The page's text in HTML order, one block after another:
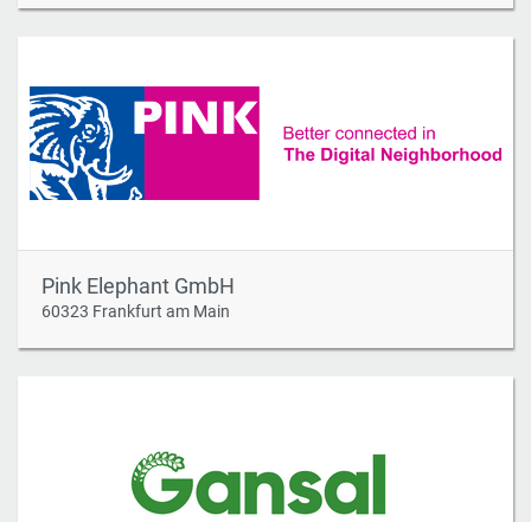
Pink Elephant GmbH
60323 Frankfurt am Main